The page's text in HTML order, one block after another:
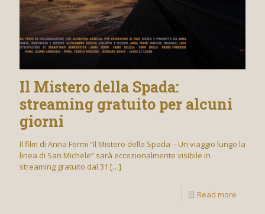
Il Mistero della Spada:
streaming gratuito per alcuni
giorni
Il film di Anna Fermi “Il Mistero della Spada – Un viaggio lungo la
linea di San Michele” sarà eccezionalmente visibile in
streaming gratuito dal 31 […]
Read more